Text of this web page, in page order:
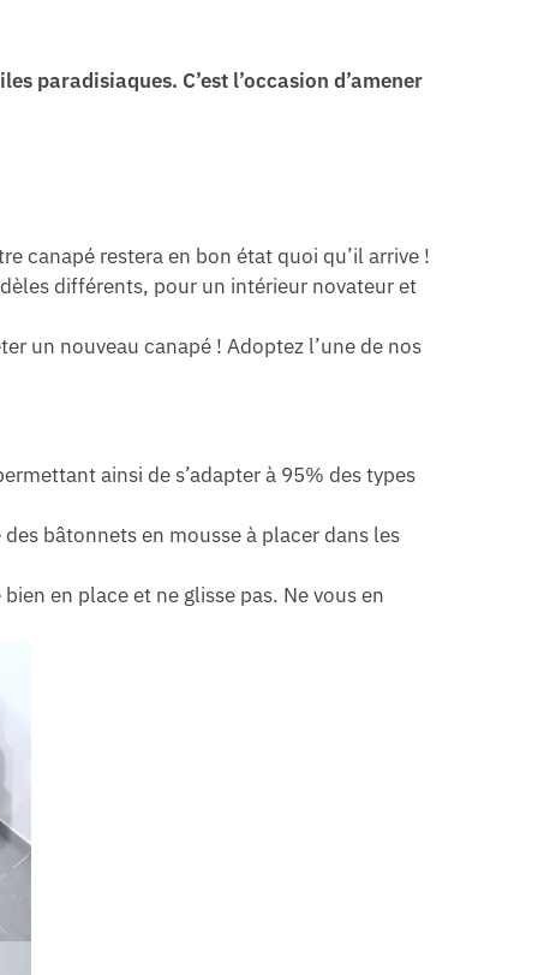
paradisiaques. C’est l’occasion d’amener
canapé restera en bon état quoi qu’il arrive !
différents, pour un intérieur novateur et
un nouveau canapé ! Adoptez l’une de nos
ainsi de s’adapter à 95% des types
bâtonnets en mousse à placer dans les
en place et ne glisse pas. Ne vous en